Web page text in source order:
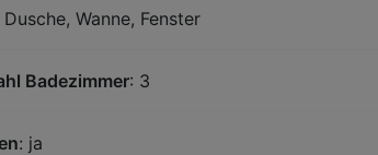
Dusche, Wanne, Fenster
Badezimmer: 3
: ja